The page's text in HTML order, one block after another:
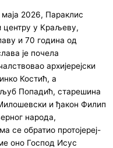
2026, Параклис
центру у Краљеву,
и 70 година од
је почела
архијерејски
Костић, а
Попадић, старешина
и ђакон Филип
народа,
се обратио протојереј-
оно Господ Исус